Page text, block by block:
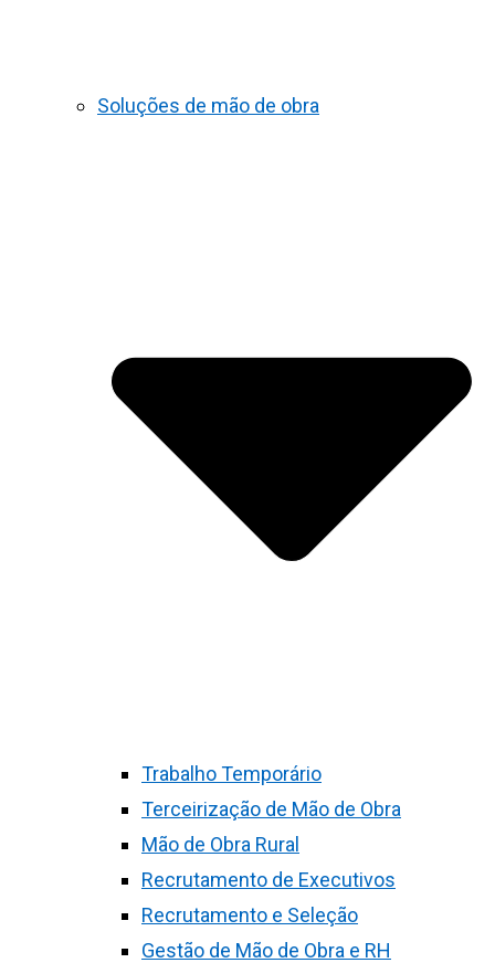
Soluções de mão de obra
Trabalho Temporário
Terceirização de Mão de Obra
Mão de Obra Rural
Recrutamento de Executivos
Recrutamento e Seleção
Gestão de Mão de Obra e RH